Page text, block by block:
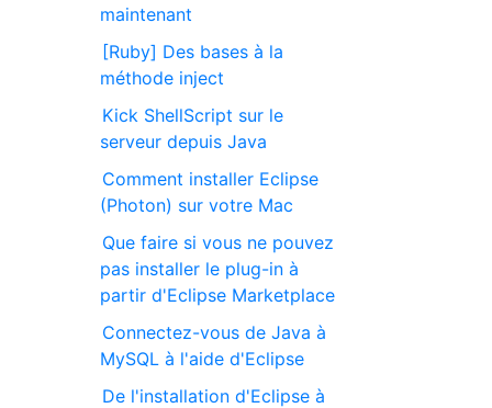
maintenant
[Ruby] Des bases à la
méthode inject
Kick ShellScript sur le
serveur depuis Java
Comment installer Eclipse
(Photon) sur votre Mac
Que faire si vous ne pouvez
pas installer le plug-in à
partir d'Eclipse Marketplace
Connectez-vous de Java à
MySQL à l'aide d'Eclipse
De l'installation d'Eclipse à